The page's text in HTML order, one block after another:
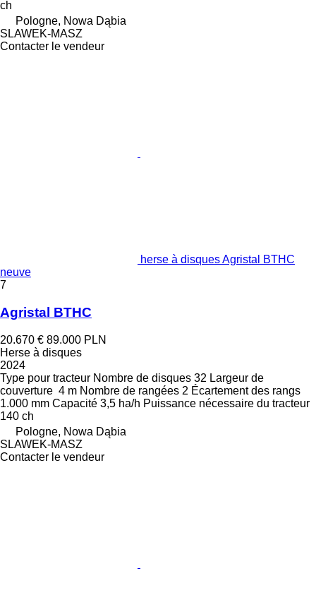
ch
Pologne, Nowa Dąbia
SLAWEK-MASZ
Contacter le vendeur
herse à disques Agristal BTHC
neuve
7
Agristal BTHC
20.670 € 89.000 PLN
Herse à disques
2024
Type pour tracteur Nombre de disques 32 Largeur de
couverture 4 m Nombre de rangées 2 Écartement des rangs
1.000 mm Capacité 3,5 ha/h Puissance nécessaire du tracteur
140 ch
Pologne, Nowa Dąbia
SLAWEK-MASZ
Contacter le vendeur